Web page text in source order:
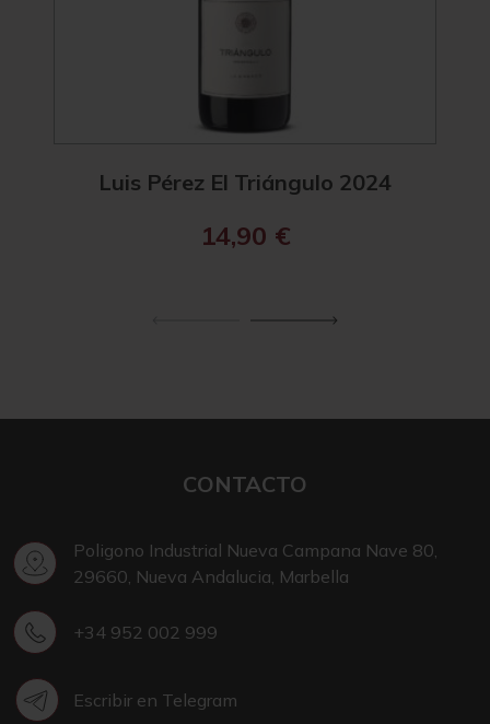
Luis Pérez El Triángulo 2024
14,90 €
CONTACTO
Poligono Industrial Nueva Campana Nave 80,
29660, Nueva Andalucia, Marbella
+34 952 002 999
Escribir en Telegram